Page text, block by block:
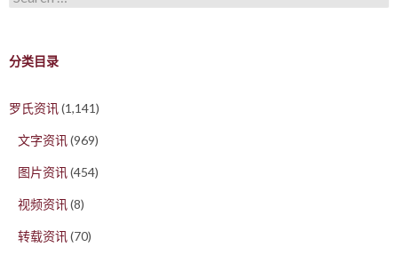
分类目录
罗氏资讯(1,141)
文字资讯(969)
图片资讯(454)
视频资讯(8)
转载资讯(70)